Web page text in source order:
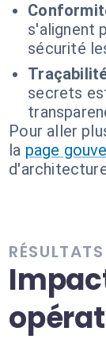
s'alignent
sécurité
secrets
Pour aller
la page
RÉSULTATS